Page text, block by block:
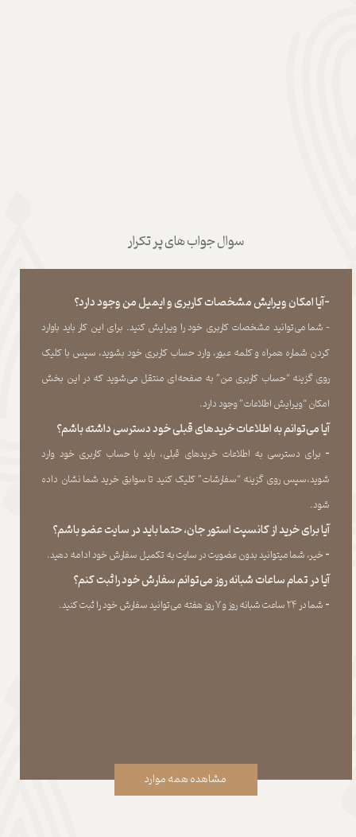
سوال جواب های پر تکرار
-آیا امکان ویرایش مشخصات کاربری و ایمیل من وجود دارد؟
- شما می‏‌توانید مشخصات کاربری خود را ویرایش کنید. برای این کار باید باوارد
کردن شماره همراه و کلمه عبور، وارد حساب کاربری خود بشوید، سپس با کلیک
روی گزینه “حساب کاربری من” به صفحه‏‌ای منتقل می‏‌شوید که در این بخش
امکان “ویرایش اطلاعات” وجود دارد.​​​​​​​
آیا می‌‏توانم به اطلاعات خریدهای قبلی خود دسترسی داشته باشم؟
​​​​​​​- برای دسترسی به اطلاعات خریدهای قبلی، باید با حساب کاربری خود وارد
شوید،سپس روی گزینه “سفارشات” کلیک کنید تا سوابق خرید شما نشان داده
‏شود.​​​​​​​
آیا برای خرید از کانسپت استور جان، حتما باید در سایت عضو باشم؟
​​​​​​​- خیر، شما میتوانید بدون عضویت در سایت به تکمیل سفارش خود ادامه دهید.​​​​​​​
آیا در تمام ساعات شبانه روز می‌توانم سفارش خود را ثبت کنم؟
​​​​​​​​​​​​​​- شما در ۲۴ ساعت شبانه روز و ۷ روز هفته می‌‏توانید سفارش خود را ثبت کنید.
مشاهده همه موارد